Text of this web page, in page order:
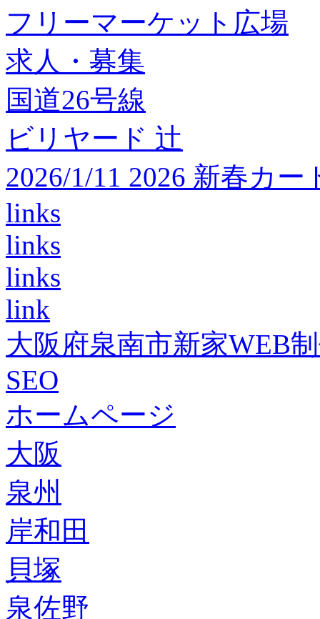
フリーマーケット広場
求人・募集
国道26号線
ビリヤード 辻
2026/1/11 2026 新春カ
links
links
links
link
大阪府泉南市新家WEB
SEO
ホームページ
大阪
泉州
岸和田
貝塚
泉佐野